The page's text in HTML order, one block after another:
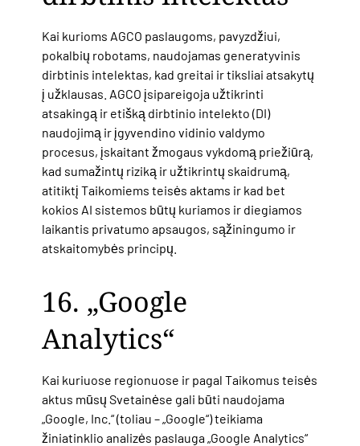
Kai kurioms AGCO paslaugoms, pavyzdžiui,
pokalbių robotams, naudojamas generatyvinis
dirbtinis intelektas, kad greitai ir tiksliai atsakytų
į užklausas. AGCO įsipareigoja užtikrinti
atsakingą ir etišką dirbtinio intelekto (DI)
naudojimą ir įgyvendino vidinio valdymo
procesus, įskaitant žmogaus vykdomą priežiūrą,
kad sumažintų riziką ir užtikrintų skaidrumą,
atitiktį Taikomiems teisės aktams ir kad bet
kokios AI sistemos būtų kuriamos ir diegiamos
laikantis privatumo apsaugos, sąžiningumo ir
atskaitomybės principų.
16. „Google
Analytics“
Kai kuriuose regionuose ir pagal Taikomus teisės
aktus mūsų Svetainėse gali būti naudojama
„Google, Inc.“ (toliau – „Google“) teikiama
žiniatinklio analizės paslauga „Google Analytics“